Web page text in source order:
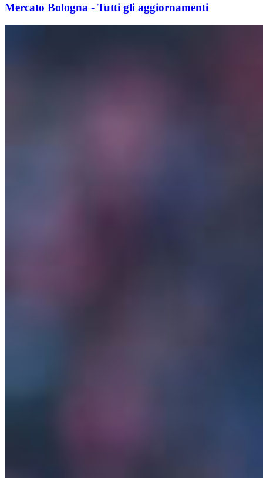
Mercato Bologna - Tutti gli aggiornamenti